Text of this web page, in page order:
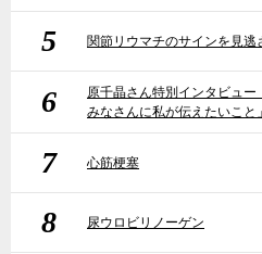
5 関節リウマチのサインを見逃
6
原千晶さん特別インタビュ
みなさんに私が伝えたいこと」
7 心筋梗塞
8 尿ウロビリノーゲン